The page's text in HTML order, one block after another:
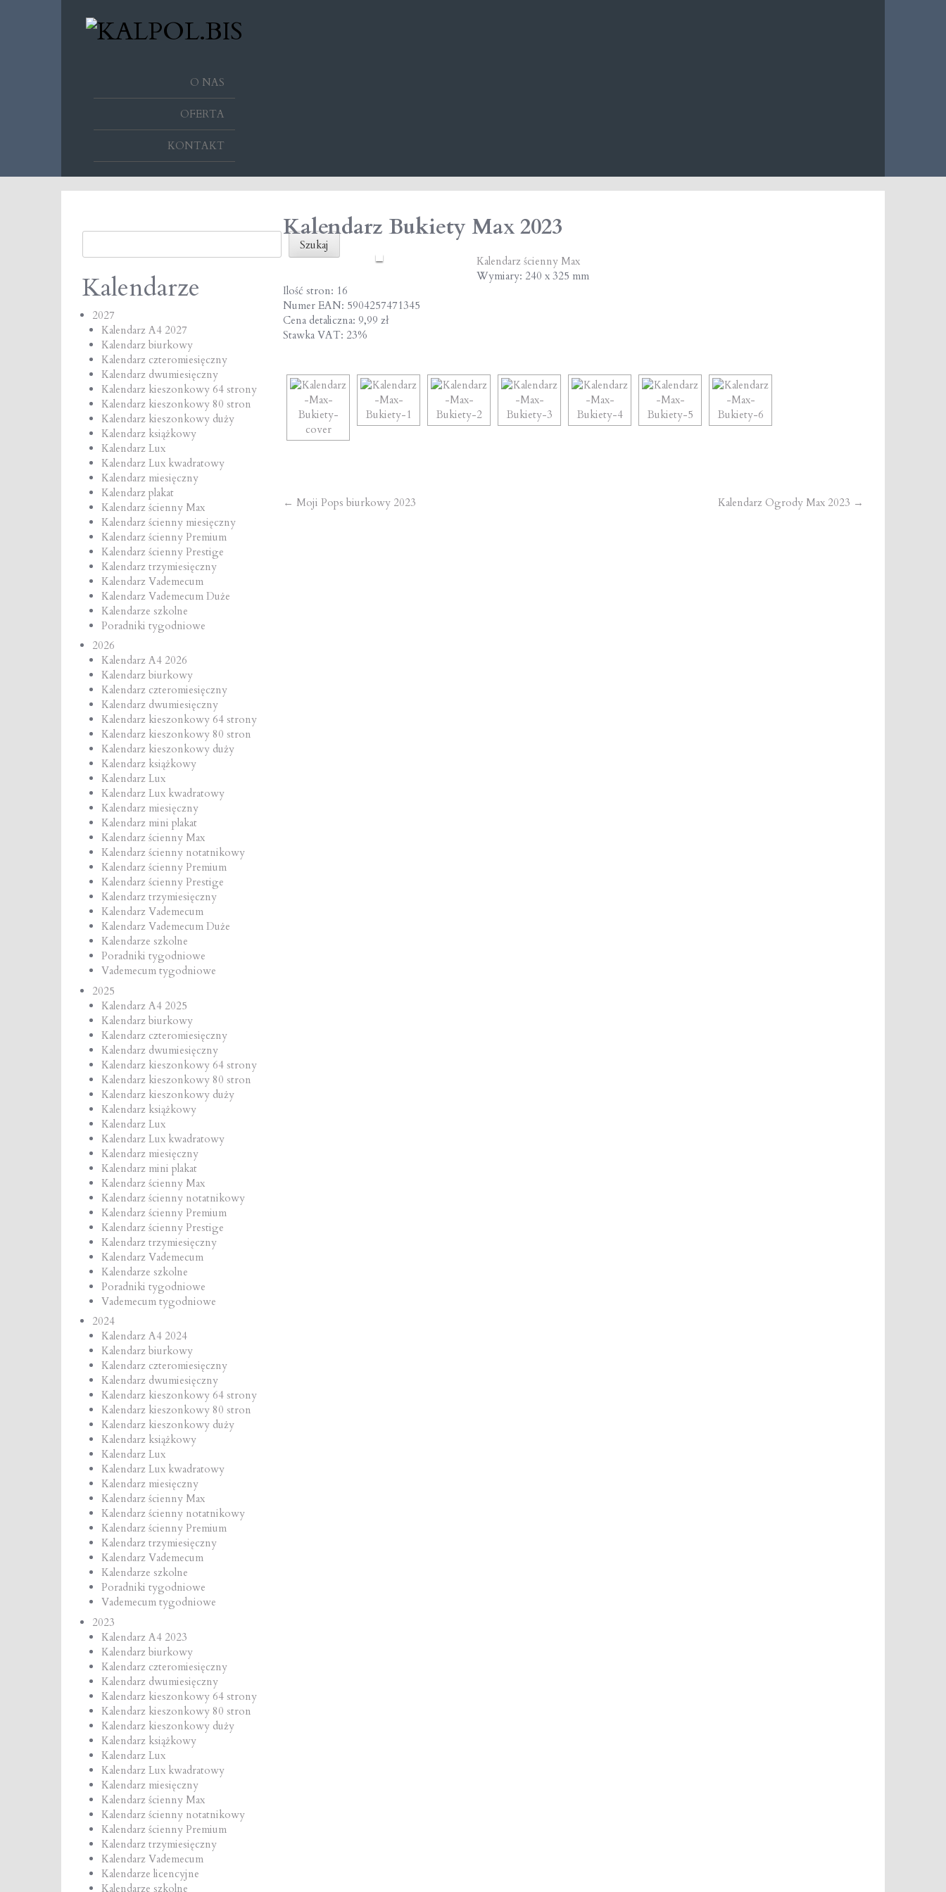
O NAS
OFERTA
KONTAKT
Szukaj
Kalendarze
2027
Kalendarz A4 2027
Kalendarz biurkowy
Kalendarz czteromiesięczny
Kalendarz dwumiesięczny
Kalendarz kieszonkowy 64 strony
Kalendarz kieszonkowy 80 stron
Kalendarz kieszonkowy duży
Kalendarz książkowy
Kalendarz Lux
Kalendarz Lux kwadratowy
Kalendarz miesięczny
Kalendarz plakat
Kalendarz ścienny Max
Kalendarz ścienny miesięczny
Kalendarz ścienny Premium
Kalendarz ścienny Prestige
Kalendarz trzymiesięczny
Kalendarz Vademecum
Kalendarz Vademecum Duże
Kalendarze szkolne
Poradniki tygodniowe
2026
Kalendarz A4 2026
Kalendarz biurkowy
Kalendarz czteromiesięczny
Kalendarz dwumiesięczny
Kalendarz kieszonkowy 64 strony
Kalendarz kieszonkowy 80 stron
Kalendarz kieszonkowy duży
Kalendarz książkowy
Kalendarz Lux
Kalendarz Lux kwadratowy
Kalendarz miesięczny
Kalendarz mini plakat
Kalendarz ścienny Max
Kalendarz ścienny notatnikowy
Kalendarz ścienny Premium
Kalendarz ścienny Prestige
Kalendarz trzymiesięczny
Kalendarz Vademecum
Kalendarz Vademecum Duże
Kalendarze szkolne
Poradniki tygodniowe
Vademecum tygodniowe
2025
Kalendarz A4 2025
Kalendarz biurkowy
Kalendarz czteromiesięczny
Kalendarz dwumiesięczny
Kalendarz kieszonkowy 64 strony
Kalendarz kieszonkowy 80 stron
Kalendarz kieszonkowy duży
Kalendarz książkowy
Kalendarz Lux
Kalendarz Lux kwadratowy
Kalendarz miesięczny
Kalendarz mini plakat
Kalendarz ścienny Max
Kalendarz ścienny notatnikowy
Kalendarz ścienny Premium
Kalendarz ścienny Prestige
Kalendarz trzymiesięczny
Kalendarz Vademecum
Kalendarze szkolne
Poradniki tygodniowe
Vademecum tygodniowe
2024
Kalendarz A4 2024
Kalendarz biurkowy
Kalendarz czteromiesięczny
Kalendarz dwumiesięczny
Kalendarz kieszonkowy 64 strony
Kalendarz kieszonkowy 80 stron
Kalendarz kieszonkowy duży
Kalendarz książkowy
Kalendarz Lux
Kalendarz Lux kwadratowy
Kalendarz miesięczny
Kalendarz ścienny Max
Kalendarz ścienny notatnikowy
Kalendarz ścienny Premium
Kalendarz trzymiesięczny
Kalendarz Vademecum
Kalendarze szkolne
Poradniki tygodniowe
Vademecum tygodniowe
2023
Kalendarz A4 2023
Kalendarz biurkowy
Kalendarz czteromiesięczny
Kalendarz dwumiesięczny
Kalendarz kieszonkowy 64 strony
Kalendarz kieszonkowy 80 stron
Kalendarz kieszonkowy duży
Kalendarz książkowy
Kalendarz Lux
Kalendarz Lux kwadratowy
Kalendarz miesięczny
Kalendarz ścienny Max
Kalendarz ścienny notatnikowy
Kalendarz ścienny Premium
Kalendarz trzymiesięczny
Kalendarz Vademecum
Kalendarze licencyjne
Kalendarze szkolne
Kalendarz Bukiety Max 2023
Kalendarz ścienny Max
Wymiary: 240 x 325 mm
Ilość stron: 16
Numer EAN: 5904257471345
Cena detaliczna: 9,99 zł
Stawka VAT: 23%
Post
← Moji Pops biurkowy 2023 Kalendarz Ogrody Max 2023 →